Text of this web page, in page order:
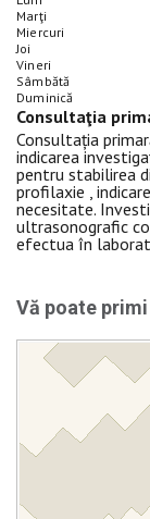
Marţi
Miercuri
Joi
Vineri
Sâmbătă
Duminică
Consultaţia
Consultația
indicarea
pentru stabilirea
profilaxie ,
necesitate.
ultrasonografic
efectua în
Vă poate